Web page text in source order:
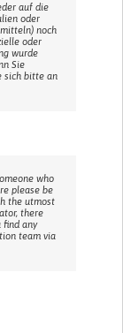
auf die
oder
noch
oder
wurde
Sie
sich bitte an
who
please be
the utmost
there
find any
team via